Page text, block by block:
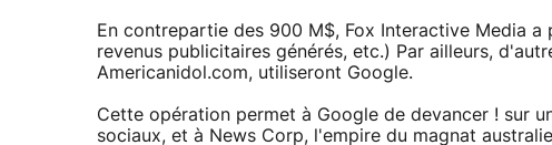
En contrepartie des 900 M$, Fox Interactive Media
revenus publicitaires générés, etc.) Par ailleurs,
Americanidol.com, utiliseront Google.
Cette opération permet à Google de devancer ! sur
sociaux, et à News Corp, l'empire du magnat